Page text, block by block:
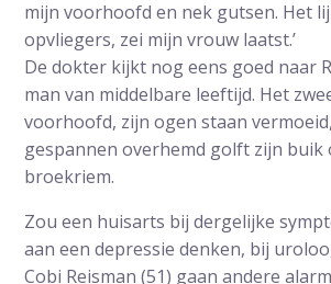
mijn voorhoofd en nek gutsen. Het
opvliegers, zei mijn vrouw laatst.’
De dokter kijkt nog eens goed naar
man van middelbare leeftijd. Het
voorhoofd, zijn ogen staan
gespannen overhemd golft zijn buik
broekriem.
Zou een huisarts bij dergelijke
aan een depressie denken, bij
Cobi Reisman (51) gaan andere